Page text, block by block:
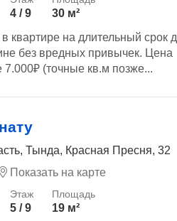
4 / 9
30 м²
квартире на длительный срок д
без вредных привычек. Цена
7.000₽ (точные кв.м позже...
Тында, Красная Пресня, 32
Показать на карте
5 / 9
19 м²